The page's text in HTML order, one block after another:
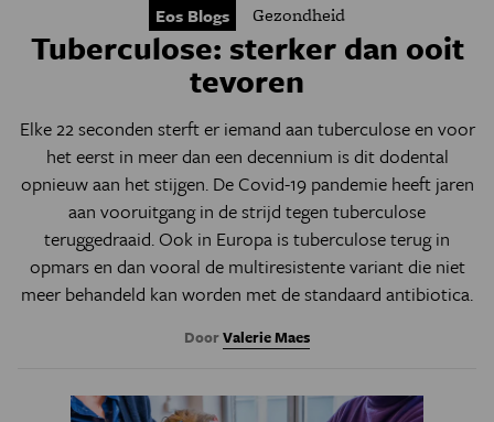
Eos Blogs Gezondheid
Tuberculose: sterker dan ooit
tevoren
Elke 22 seconden sterft er iemand aan tuberculose en voor
het eerst in meer dan een decennium is dit dodental
opnieuw aan het stijgen. De Covid-19 pandemie heeft jaren
aan vooruitgang in de strijd tegen tuberculose
teruggedraaid. Ook in Europa is tuberculose terug in
opmars en dan vooral de multiresistente variant die niet
meer behandeld kan worden met de standaard antibiotica.
DoorValerie Maes